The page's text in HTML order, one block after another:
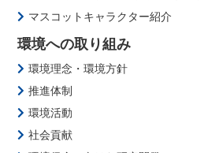
マスコットキャラクター紹介
環境への取り組み
環境理念・環境方針
推進体制
環境活動
社会貢献